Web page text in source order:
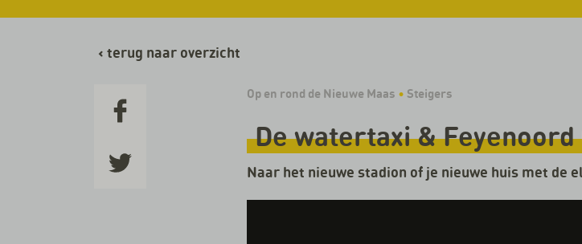
‹ terug naar overzicht
Op en rond de Nieuwe Maas • Steigers
De watertaxi & Feyenoord
Naar het nieuwe stadion of je nieuwe huis met de